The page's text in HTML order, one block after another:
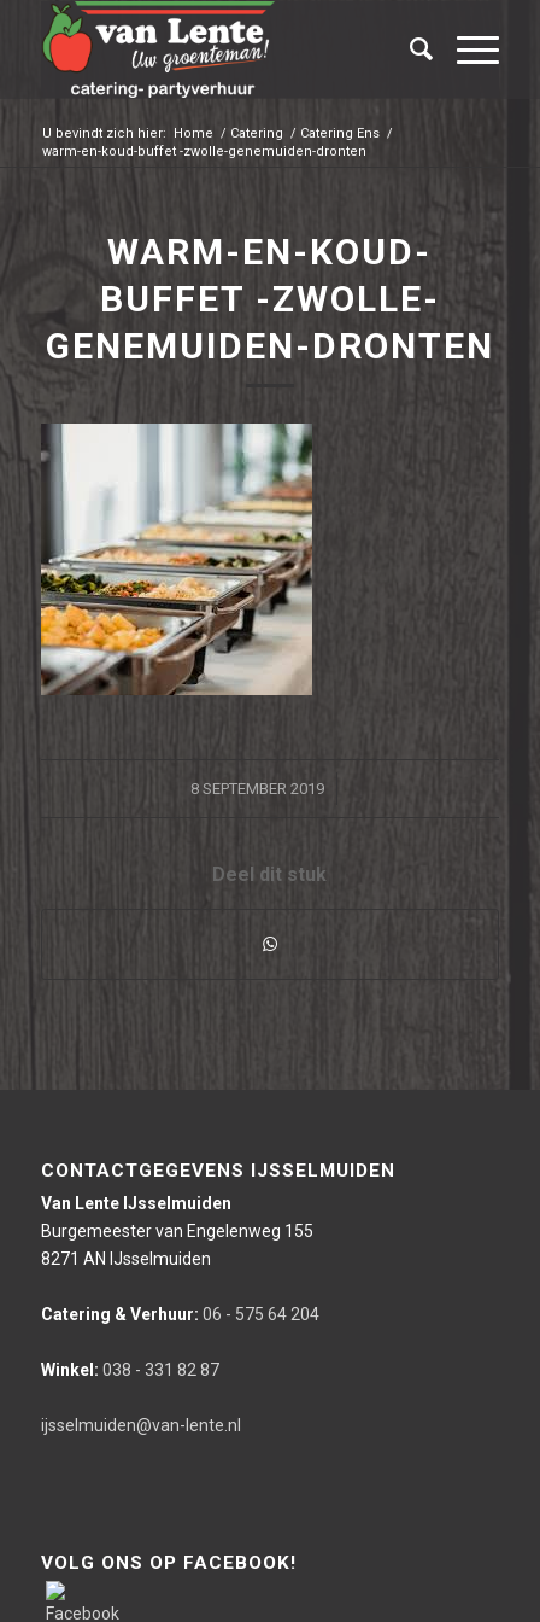
U bevindt zich hier: Home / Catering / Catering Ens /
warm-en-koud-buffet -zwolle-genemuiden-dronten
WARM-EN-KOUD-
BUFFET -ZWOLLE-
GENEMUIDEN-DRONTEN
8 SEPTEMBER 2019
/
Deel dit stuk
CONTACTGEGEVENS IJSSELMUIDEN
Van Lente IJsselmuiden
Burgemeester van Engelenweg 155
8271 AN IJsselmuiden
Catering & Verhuur: 06 - 575 64 204
Winkel: 038 - 331 82 87
ijsselmuiden@van-lente.nl
VOLG ONS OP FACEBOOK!